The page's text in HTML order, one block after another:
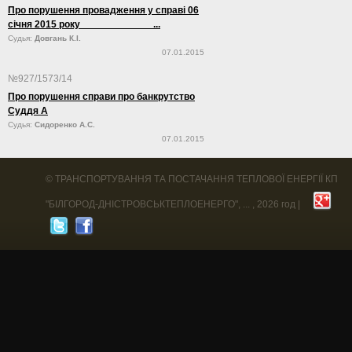
Про порушення провадження у справі 06
січня 2015 року ...
Судья: Довгань К.І.
07.01.2015
№927/1573/14
Про порушення справи про банкрутство
Суддя А
Судья: Сидоренко А.С.
07.01.2015
© ТРАНСПОРТУВАННЯ ТА ПОСТАЧАННЯ ТЕПЛОВОЇ ЕНЕРГІЇ КП
"БІЛГОРОД-ДНІСТРОВСЬКТЕПЛОЕНЕРГО", ... , 2026 год |